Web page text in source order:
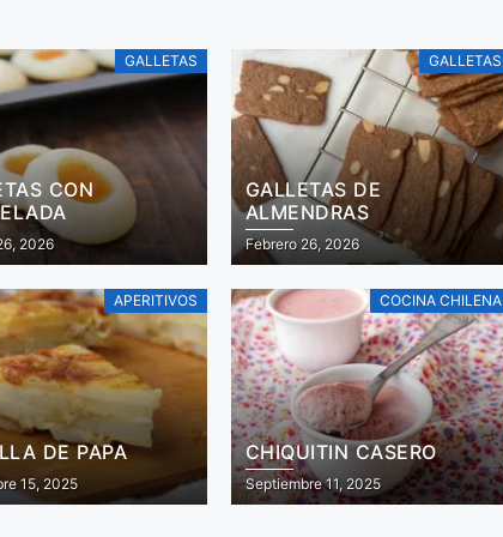
GALLETAS
CON
2026
GALLETAS
GALLETAS DE
ALMENDRAS
Febrero 26, 2026
APERITIVOS
DE PAPA
15, 2025
COCINA CHILENA
CHIQUITIN CASERO
Septiembre 11, 2025